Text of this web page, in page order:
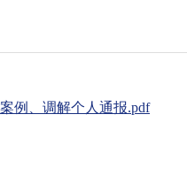
例、调解个人通报.pdf